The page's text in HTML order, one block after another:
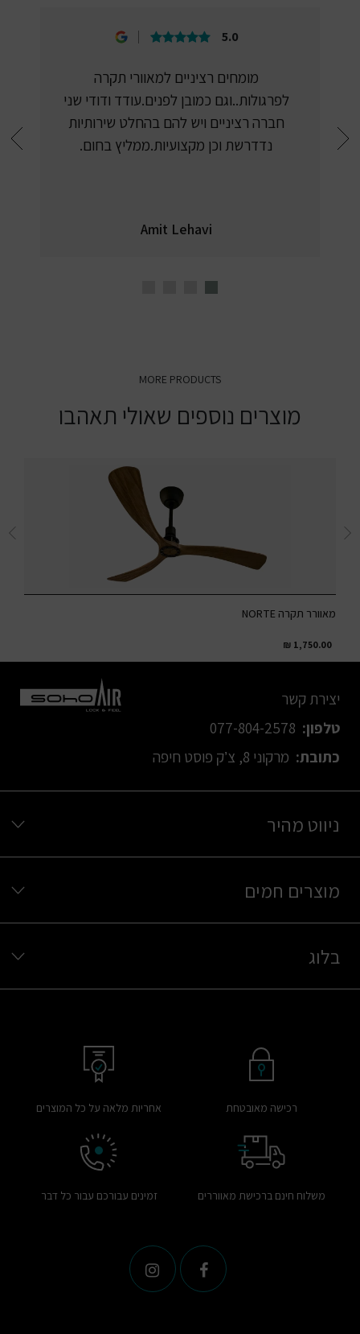
5.0
מומחים רציניים למאוורי תקרה
לפרגולות..וגם כמובן לפנים.עודד ודודי שני
חברה רציניים ויש להם בהחלט שירותיות
נדדרשת וכן מקצועיות.ממליץ בחום.
Amit Lehavi
MORE PRODUCTS
מוצרים נוספים שאולי תאהבו
מאוורר תקרה NORTE
1,750.00
₪
יצירת קשר
טלפון: 077-804-2578
כתובת: מרקוני 8, צ’ק פוסט חיפה
ניווט מהיר
מוצרים חמים
בלוג
רכישה מאובטחת אחריות מלאה על כל המוצרים
משלוח חינם ברכישת מאווררים זמינים עבורכם עבור כל דבר